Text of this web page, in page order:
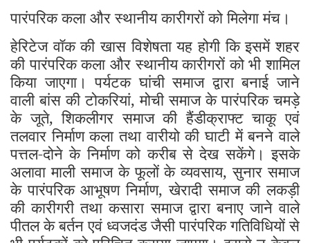
पारंपरिक कला और स्थानीय कारीगरों को मिलेगा मंच।
हेरिटेज वॉक की खास विशेषता यह होगी कि इसमें शहर
की पारंपरिक कला और स्थानीय कारीगरों को भी शामिल
किया जाएगा। पर्यटक घांची समाज द्वारा बनाई जाने
वाली बांस की टोकरियां, मोची समाज के पारंपरिक चमड़े
के जूते, शिकलीगर समाज की हैंडीक्राफ्ट चाकू एवं
तलवार निर्माण कला तथा वारीयो की घाटी में बनने वाले
पत्तल-दोने के निर्माण को करीब से देख सकेंगे। इसके
अलावा माली समाज के फूलों के व्यवसाय, सुनार समाज
के पारंपरिक आभूषण निर्माण, खेरादी समाज की लकड़ी
की कारीगरी तथा कसारा समाज द्वारा बनाए जाने वाले
पीतल के बर्तन एवं ध्वजदंड जैसी पारंपरिक गतिविधियों से